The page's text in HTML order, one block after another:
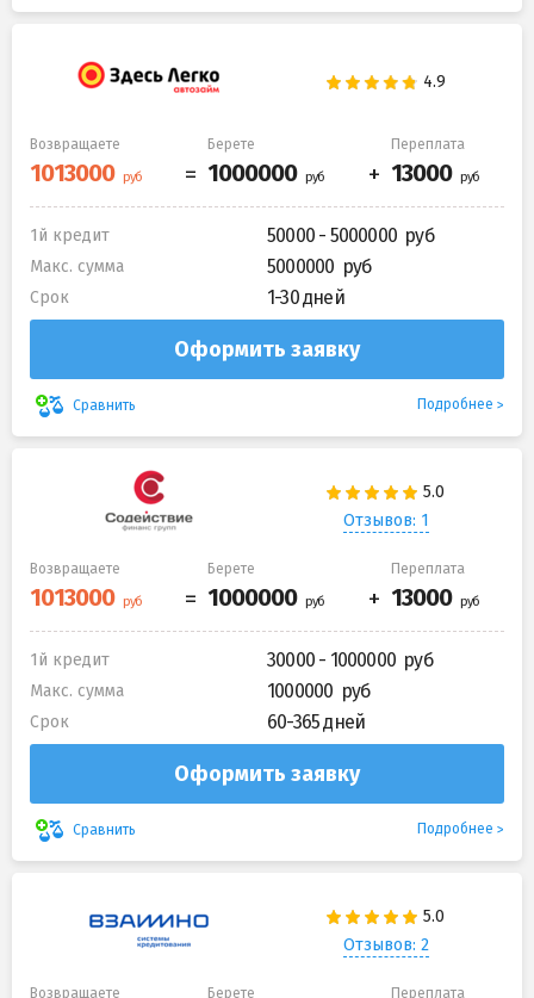
Возвращаете Берете Переплата
1й кредит 50000 - 5000000
Макс. сумма 5000000
Срок 1-30 дней
Оформить заявку
Сравнить Подробнее
Отзывов: 1
Возвращаете Берете Переплата
1й кредит 30000 - 1000000
Макс. сумма 1000000
Срок 60-365 дней
Оформить заявку
Сравнить Подробнее
Отзывов: 2
Возвращаете Берете Переплата